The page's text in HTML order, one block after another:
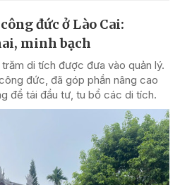
đức ở Lào Cai:
minh bạch
di tích được đưa vào quản lý.
đức, đã góp phần nâng cao
để tái đầu tư, tu bổ các di tích.